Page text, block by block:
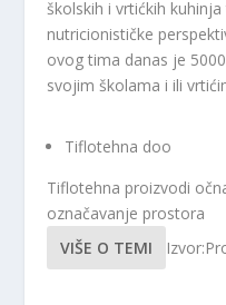
školskih i vrtićkih
nutricionističke
ovog tima danas je
svojim školama i ili
Tiflotehna doo
Tiflotehna proizvodi
označavanje prostora
VIŠE O TEMI